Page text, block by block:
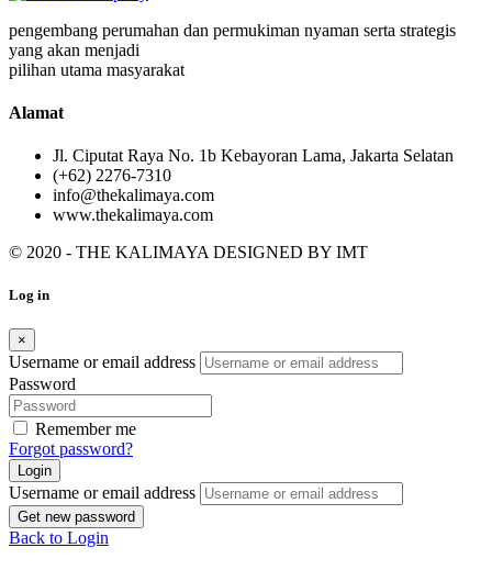
pengembang perumahan dan permukiman nyaman serta strategis
yang akan menjadi
pilihan utama masyarakat
Alamat
Jl. Ciputat Raya No. 1b Kebayoran Lama, Jakarta Selatan
(+62) 2276-7310
info@thekalimaya.com
www.thekalimaya.com
© 2020 - THE KALIMAYA DESIGNED BY IMT
Log in
×
Username or email address
Password
Remember me
Forgot password?
Login
Username or email address
Get new password
Back to Login